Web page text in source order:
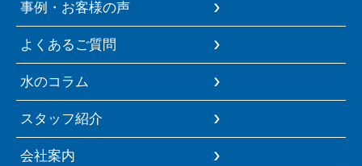
事例・お客様の声
よくあるご質問
水のコラム
スタッフ紹介
会社案内